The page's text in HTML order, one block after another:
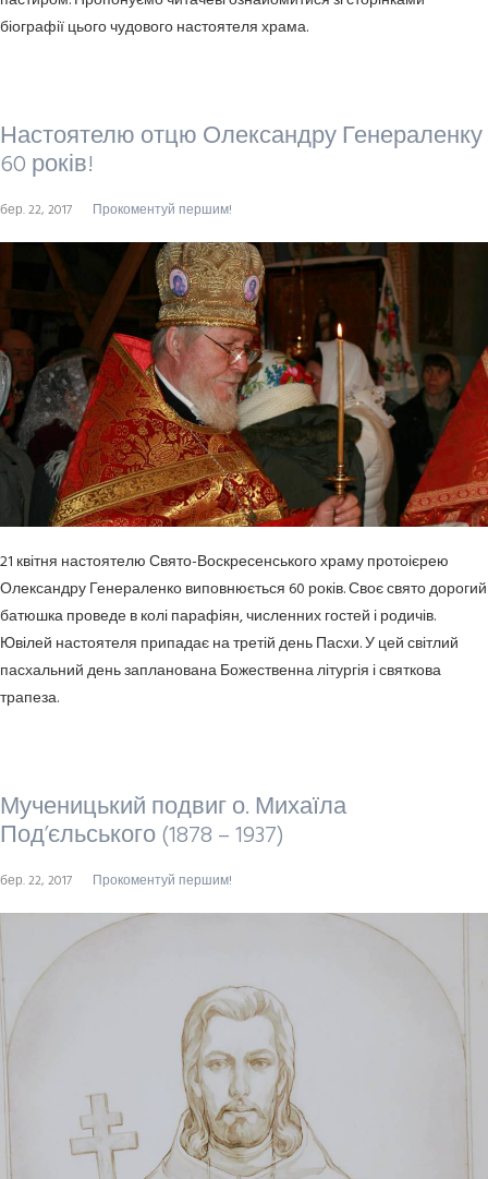
біографії цього чудового настоятеля храма.
Настоятелю отцю Олександру Генераленку
60 років!
бер. 22, 2017 Прокоментуй першим!
21 квітня настоятелю Свято-Воскресенського храму протоієрею
Олександру Генераленко виповнюється 60 років. Своє свято дорогий
батюшка проведе в колі парафіян, численних гостей і родичів.
Ювілей настоятеля припадає на третій день Пасхи. У цей світлий
пасхальний день запланована Божественна літургія і святкова
трапеза.
Мученицький подвиг о. Михаїла
Под’єльського (1878 – 1937)
бер. 22, 2017 Прокоментуй першим!